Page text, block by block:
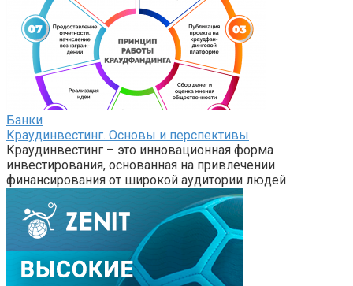
Банки
Краудинвестинг. Основы и перспективы
Краудинвестинг – это инновационная форма
инвестирования, основанная на привлечении
финансирования от широкой аудитории людей